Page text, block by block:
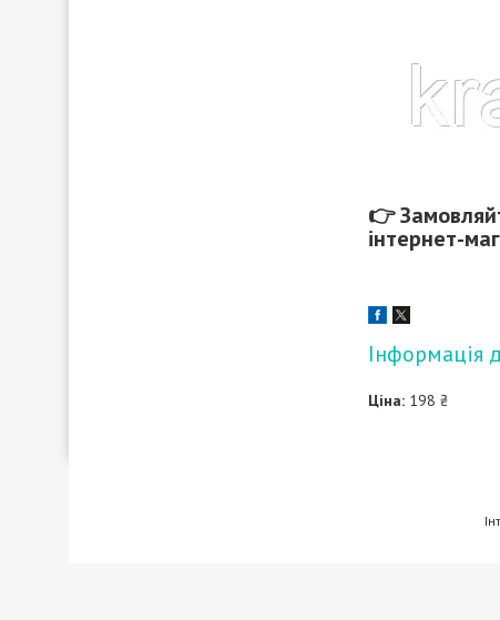
👉
інтернет-
Інформація
Ціна: 198 ₴